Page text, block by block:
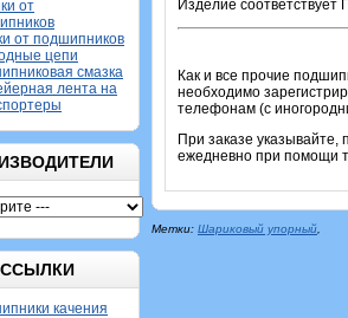
от
от подшипников
цепи
смазка
лента на
ССЫЛКИ
качения
Изделие соответствует
Как и все прочие
необходимо
телефонам (с
При заказе
ежедневно при помощи
Метки: Шариковый упорный